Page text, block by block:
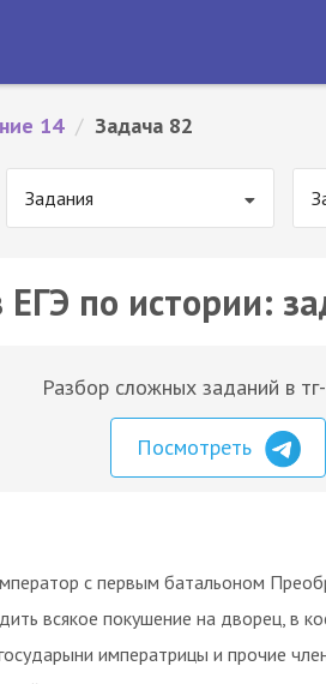
14 / Задача 82
Задания
по истории:
Разбор сложных заданий в
Посмотреть
с первым батальоном
всякое покушение на дворец, в
императрицы и прочие